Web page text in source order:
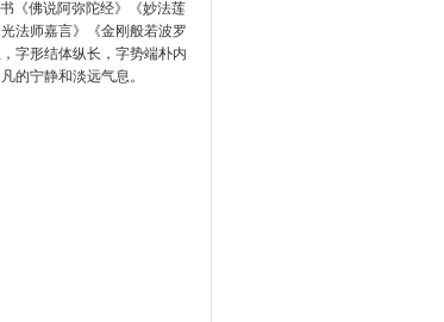
《佛说阿弥陀经》《妙法莲
法师嘉言》《金刚般若波罗
字形结体纵长，字势端朴内
的宁静和淡远气息。